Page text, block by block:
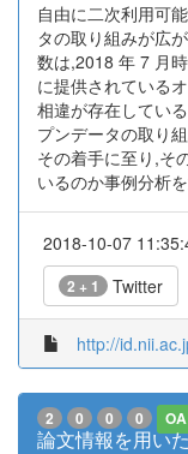
自由に二次利用可
タの取り組みが広
数は,2018 年 7 月
に提供されている
相違が存在してい
プンデータの取り
その着手に至り,そ
いるのか事例分析
2018-10-07
2 + 1 Twitter
http://
2 0 0 0 OA
論文情報を用い